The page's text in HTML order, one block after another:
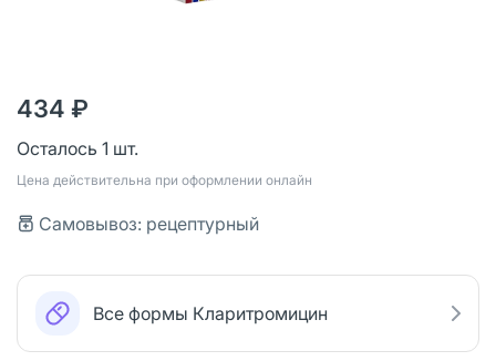
434 ₽
Осталось 1 шт.
Цена действительна при оформлении онлайн
Самовывоз: рецептурный
Все формы Кларитромицин